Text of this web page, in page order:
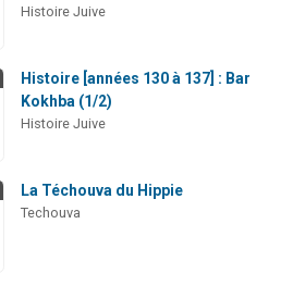
Histoire Juive
Histoire [années 130 à 137] : Bar
Kokhba (1/2)
Histoire Juive
La Téchouva du Hippie
Techouva